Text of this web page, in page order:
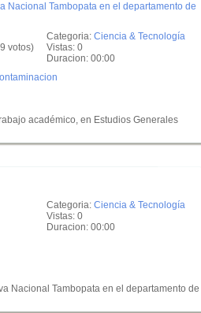
Nacional Tambopata en el departamento de
Categoria: Ciencia & Tecnología
Vistas: 0
Duracion: 00:00
votos)
académico, en Estudios Generales
Categoria: Ciencia & Tecnología
Vistas: 0
Duracion: 00:00
Nacional Tambopata en el departamento de